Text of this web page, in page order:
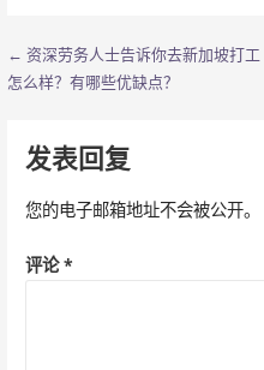
文
导
航
← 资深劳务人士告诉你去新加坡打工
怎么样？有哪些优缺点？
发表回复
您的电子邮箱地址不会被公开。
评论*